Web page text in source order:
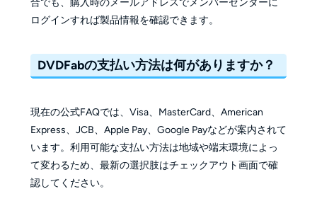
ログインすれば製品情報を確認できます。
DVDFabの支払い方法は何がありますか？
現在の公式FAQでは、Visa、MasterCard、American
Express、JCB、Apple Pay、Google Payなどが案内されて
います。利用可能な支払い方法は地域や端末環境によっ
て変わるため、最新の選択肢はチェックアウト画面で確
認してください。